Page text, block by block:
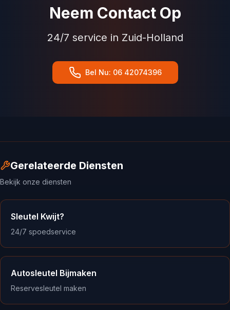
Neem Contact Op
24/7 service in Zuid-Holland
Bel Nu: 06 42074396
Gerelateerde Diensten
Bekijk onze diensten
Sleutel Kwijt?
24/7 spoedservice
Autosleutel Bijmaken
Reservesleutel maken